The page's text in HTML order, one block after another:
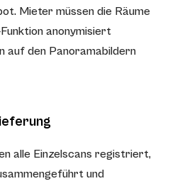
Mieter müssen die Räume
anonymisiert
auf den Panoramabildern
alle Einzelscans registriert,
und